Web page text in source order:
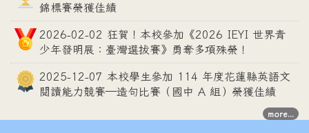
錦標賽榮獲佳績
2026-02-02 狂賀！本校參加《2026 IEYI 世界青
少年發明展：臺灣選拔賽》勇奪多項殊榮！
2025-12-07 本校學生參加 114 年度花蓮縣英語文
閱讀能力競賽—造句比賽（國中 A 組）榮獲佳績
more...